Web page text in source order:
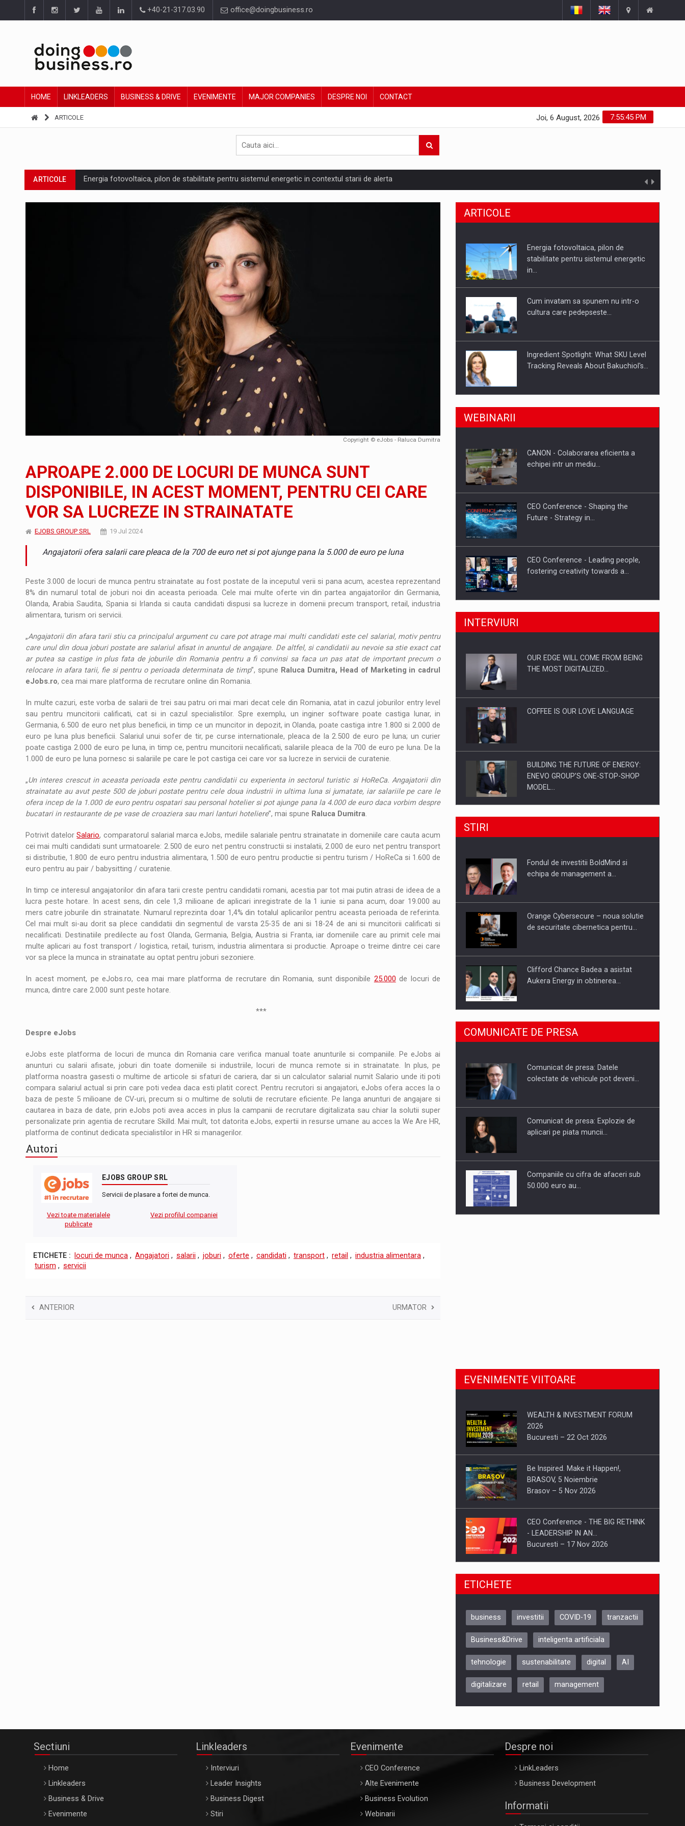
+40-21-317.03.90 office@doingbusiness.ro
HOME LINKLEADERS BUSINESS & DRIVE EVENIMENTE MAJOR COMPANIES DESPRE NOI CONTACT
ARTICOLE 7:55:45 PM
Joi, 6 August, 2026
ARTICOLE Energia fotovoltaica, pilon de stabilitate pentru sistemul energetic in contextul starii de alerta
ARTICOLE Cum invatam sa spunem nu intr-o cultura care pedepseste granitele?
Ingredient Spotlight: What SKU Level Tracking Reveals About Bakuchiol's Evolution
Producatorii si comerciantii care nu se supun noilor reglementari UE privind ambalajele pot risca retragerea produselor din piata
CU BATERIILE PERMANENT INCARCATE
PUTTING ROMANIAN CORPORATE COMPANIES ON THE INTERNATIONAL BUSINESS SCENE
OUR EDGE WILL COME FROM BEING THE MOST DIGITALIZED WHOLESALER IN ROMANIA
COFFEE IS OUR LOVE LANGUAGE
Hard Enduro Piatra Craiului 2026, fueled by benzinariile RO concept OSCAR – peste 500 de participanti
Fondul de investitii BoldMind si echipa de management a Pall-Ex, liderul pietei de transport paletizat din Romania, preiau compania intr-o tranzactie de peste 25…
STIRI RANGE ROVER DEZVALUIE AL CINCILEA MEMBRU AL FAMILIEI: RANGE ROVER GT
STIRI JAECOO 5 SHS-H a ajuns in Romania
ARTICOLE Proteinmaxxing and the Future of Protein Demand
Copyright © eJobs - Raluca Dumitra
APROAPE 2.000 DE LOCURI DE MUNCA SUNT
DISPONIBILE, IN ACEST MOMENT, PENTRU CEI CARE
VOR SA LUCREZE IN STRAINATATE
EJOBS GROUP SRL 19 Jul 2024
Angajatorii ofera salarii care pleaca de la 700 de euro net si pot ajunge pana la 5.000 de euro pe luna
Peste 3.000 de locuri de munca pentru strainatate au fost postate de la inceputul verii si pana acum, acestea reprezentand
8% din numarul total de joburi noi din aceasta perioada. Cele mai multe oferte vin din partea angajatorilor din Germania,
Olanda, Arabia Saudita, Spania si Irlanda si cauta candidati dispusi sa lucreze in domenii precum transport, retail, industria
alimentara, turism ori servicii.
„Angajatorii din afara tarii stiu ca principalul argument cu care pot atrage mai multi candidati este cel salarial, motiv pentru
care unul din doua joburi postate are salariul afisat in anuntul de angajare. De altfel, si candidatii au nevoie sa stie exact cat
ar putea sa castige in plus fata de joburile din Romania pentru a fi convinsi sa faca un pas atat de important precum o
relocare in afara tarii, fie si pentru o perioada determinata de timp”, spune Raluca Dumitra, Head of Marketing in cadrul
eJobs.ro, cea mai mare platforma de recrutare online din Romania.
In multe cazuri, este vorba de salarii de trei sau patru ori mai mari decat cele din Romania, atat in cazul joburilor entry level
sau pentru muncitorii calificati, cat si in cazul specialistilor. Spre exemplu, un inginer software poate castiga lunar, in
Germania, 6.500 de euro net plus beneficii, in timp ce un muncitor in depozit, in Olanda, poate castiga intre 1.800 si 2.000 de
euro pe luna plus beneficii. Salariul unui sofer de tir, pe curse internationale, pleaca de la 2.500 de euro pe luna; un curier
poate castiga 2.000 de euro pe luna, in timp ce, pentru muncitorii necalificati, salariile pleaca de la 700 de euro pe luna. De la
1.000 de euro pe luna pornesc si salariile pe care le pot castiga cei care vor sa lucreze in servicii de curatenie.
„Un interes crescut in aceasta perioada este pentru candidatii cu experienta in sectorul turistic si HoReCa. Angajatorii din
strainatate au avut peste 500 de joburi postate pentru cele doua industrii in ultima luna si jumatate, iar salariile pe care le
ofera incep de la 1.000 de euro pentru ospatari sau personal hotelier si pot ajunge pana la 4.000 de euro daca vorbim despre
bucatari in restaurante de pe vase de croaziera sau mari lanturi hoteliere”, mai spune Raluca Dumitra.
Potrivit datelorSalario, comparatorul salarial marca eJobs, mediile salariale pentru strainatate in domeniile care cauta acum
cei mai multi candidati sunt urmatoarele: 2.500 de euro net pentru constructii si instalatii, 2.000 de euro net pentru transport
si distributie, 1.800 de euro pentru industria alimentara, 1.500 de euro pentru productie si pentru turism / HoReCa si 1.600 de
euro pentru au pair / babysitting / curatenie.
In timp ce interesul angajatorilor din afara tarii creste pentru candidatii romani, acestia par tot mai putin atrasi de ideea de a
lucra peste hotare. In acest sens, din cele 1,3 milioane de aplicari inregistrate de la 1 iunie si pana acum, doar 19.000 au
mers catre joburile din strainatate. Numarul reprezinta doar 1,4% din totalul aplicarilor pentru aceasta perioada de referinta.
Cel mai mult si-au dorit sa plece candidatii din segmentul de varsta 25-35 de ani si 18-24 de ani si muncitorii calificati si
necalificati. Destinatiile predilecte au fost Olanda, Germania, Belgia, Austria si Franta, iar domeniile care au primit cele mai
multe aplicari au fost transport / logistica, retail, turism, industria alimentara si productie. Aproape o treime dintre cei care
vor sa plece la munca in strainatate au optat pentru joburi sezoniere.
In acest moment, pe eJobs.ro, cea mai mare platforma de recrutare din Romania, sunt disponibile 25.000 de locuri de
munca, dintre care 2.000 sunt peste hotare.
***
Despre eJobs
eJobs este platforma de locuri de munca din Romania care verifica manual toate anunturile si companiile. Pe eJobs ai
anunturi cu salarii afisate, joburi din toate domeniile si industriile, locuri de munca remote si in strainatate. In plus, pe
platforma noastra gasesti o multime de articole si sfaturi de cariera, dar si un calculator salarial numit Salario unde iti poti
compara salariul actual si prin care poti vedea daca esti platit corect. Pentru recrutori si angajatori, eJobs ofera acces la o
baza de peste 5 milioane de CV-uri, precum si o multime de solutii de recrutare eficiente. Pe langa anunturi de angajare si
cautarea in baza de date, prin eJobs poti avea acces in plus la campanii de recrutare digitalizata sau chiar la solutii super
personalizate prin agentia de recrutare Skilld. Mai mult, tot datorita eJobs, expertii in resurse umane au acces la We Are HR,
platforma de continut dedicata specialistilor in HR si managerilor.
Autori
EJOBS GROUP SRL
Servicii de plasare a fortei de munca.
Vezi toate materialele
publicate
Vezi profilul companiei
ETICHETE : locuri de munca , Angajatori , salarii , joburi , oferte , candidati , transport , retail , industria alimentara ,
turism , servicii
ANTERIOR URMATOR
ARTICOLE
Energia fotovoltaica, pilon de
stabilitate pentru sistemul energetic
in…
Cum invatam sa spunem nu intr-o
cultura care pedepseste…
Ingredient Spotlight: What SKU Level
Tracking Reveals About Bakuchiol's…
Producatorii si comerciantii care nu
Proteinmaxxing and the Future of
WEBINARII
CANON - Colaborarea eficienta a
echipei intr un mediu…
CEO Conference - Shaping the
Future - Strategy in…
CEO Conference - Leading people,
fostering creativity towards a…
CEO Conference - Shaping The
Webinar - Business Evolution-
INTERVIURI
OUR EDGE WILL COME FROM BEING
THE MOST DIGITALIZED…
COFFEE IS OUR LOVE LANGUAGE
BUILDING THE FUTURE OF ENERGY:
ENEVO GROUP’S ONE-STOP-SHOP
MODEL…
ROOTED IN ROMANIA, BUILT TO
PUTTING ROMANIAN CORPORATE
STIRI
Fondul de investitii BoldMind si
echipa de management a…
Orange Cybersecure – noua solutie
de securitate cibernetica pentru…
Clifford Chance Badea a asistat
Aukera Energy in obtinerea…
SAPTE PERSONALITATI DIN MEDIUL
DE AFACERI, ACADEMIC SI
Hard Enduro Piatra Craiului 2026,
COMUNICATE DE PRESA
Comunicat de presa: Datele
colectate de vehicule pot deveni…
Comunicat de presa: Explozie de
aplicari pe piata muncii…
Companiile cu cifra de afaceri sub
50.000 euro au…
EVENIMENTE VIITOARE
WEALTH & INVESTMENT FORUM
2026
Bucuresti – 22 Oct 2026
Be Inspired. Make it Happen!,
BRASOV, 5 Noiembrie
Brasov – 5 Nov 2026
CEO Conference - THE BIG RETHINK
- LEADERSHIP IN AN…
Bucuresti – 17 Nov 2026
Be Inspired. Make it Happen!, CLUJ, 9
ARTEMIS LETO, ORADEA, 8
Oradea – 8 Oct 2026
ETICHETE
business investitii COVID-19 tranzactii
Business&Drive inteligenta artificiala
tehnologie sustenabilitate digital AI
digitalizare retail management
Sectiuni
Home
Linkleaders
Business & Drive
Evenimente
Linkleaders
Interviuri
Leader Insights
Business Digest
Stiri
Evenimente
CEO Conference
Alte Evenimente
Business Evolution
Webinarii
Despre noi
LinkLeaders
Business Development
Informatii